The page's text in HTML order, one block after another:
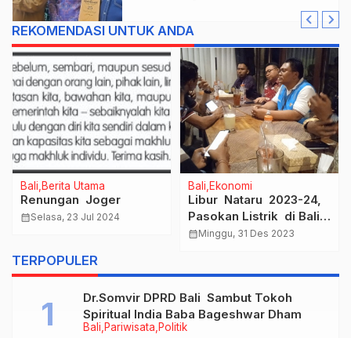
REKOMENDASI UNTUK ANDA
Bali Berita Utama
Renungan Joger
calendar_monthSelasa, 23 Jul 2024
Bali Ekonomi
Libur Nataru 2023-24,
Pasokan Listrik di Bali
Timur Aman
calendar_monthMinggu, 31 Des 2023
TERPOPULER
Bali Pariwisata Politik
Dr.Somvir DPRD Bali Sambut Tokoh
Spiritual India Baba Bageshwar Dham